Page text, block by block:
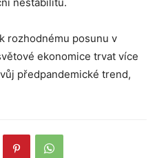
rozhodnému posunu v
ekonomice trvat více
předpandemické trend,